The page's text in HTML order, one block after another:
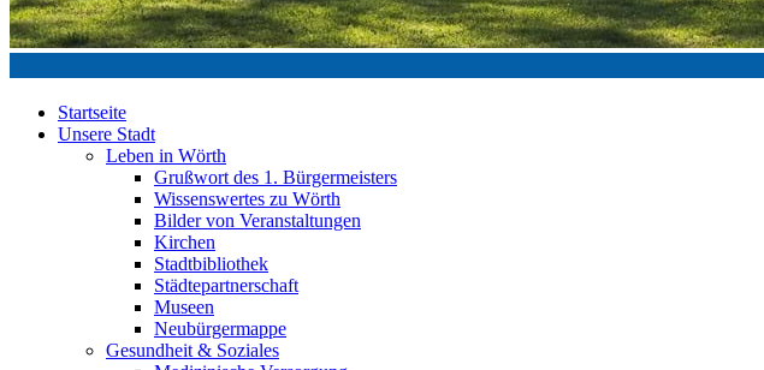
Startseite
Unsere Stadt
Leben in Wörth
Grußwort des 1. Bürgermeisters
Wissenswertes zu Wörth
Bilder von Veranstaltungen
Kirchen
Stadtbibliothek
Städtepartnerschaft
Museen
Neubürgermappe
Gesundheit & Soziales